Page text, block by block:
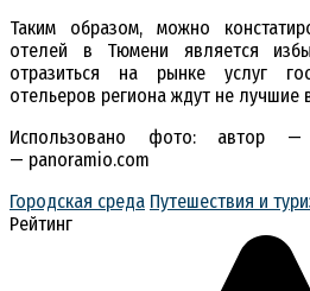
Таким образом, можно
отелей в Тюмени является
отразиться на рынке услуг
отельеров региона ждут не лучшие
Использовано фото: автор
— panoramio.com
Городская среда Путешествия и
Рейтинг